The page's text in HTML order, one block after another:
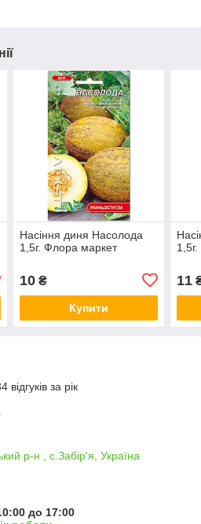
Насіння диня Насолода
1,5г. Флора маркет
10₴
Купити
11
за рік
р-н , с.Забір'я, Україна
до 17:00